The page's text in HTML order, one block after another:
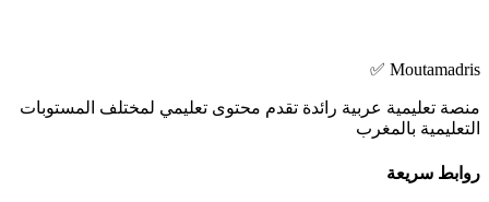
Moutamadris ✅
منصة تعليمية عربية رائدة تقدم محتوى تعليمي لمختلف المستوبات
التعليمية بالمغرب
روابط سريعة